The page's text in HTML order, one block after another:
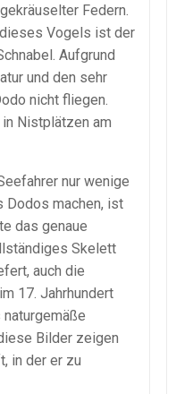
Federn.
Vogels ist der
Aufgrund
und den sehr
nicht fliegen.
Nistplätzen am
nur wenige
Dodos machen, ist
das genaue
Skelett
auch die
17. Jahrhundert
Bilder zeigen
in der er zu